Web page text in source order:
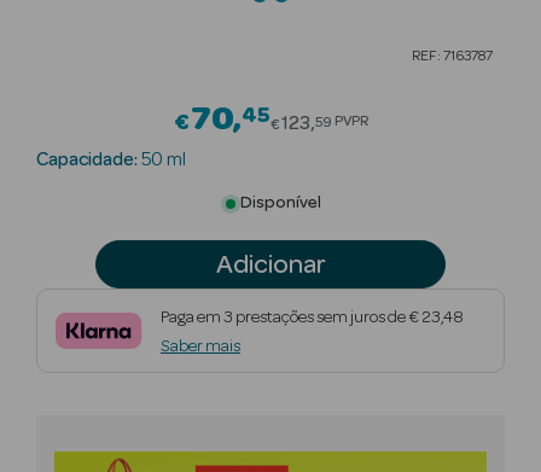
Maquilhagem
Beauty Season
Beauty Season
Nutricosmética
Beauty Season
REF: 7163787
€70 45Price reduced from
€123 59 PVPR
Capacidade: 50 ml
Disponível
Adicionar
Paga em 3 prestações sem juros de € 23,48
Saber mais